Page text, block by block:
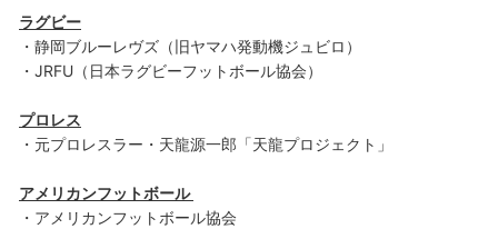
ラグビー
・静岡ブルーレヴズ（旧ヤマハ発動機ジュビロ）
・JRFU（日本ラグビーフットボール協会）
プロレス
・元プロレスラー・天龍源一郎「天龍プロジェクト」
アメリカンフットボール
・アメリカンフットボール協会